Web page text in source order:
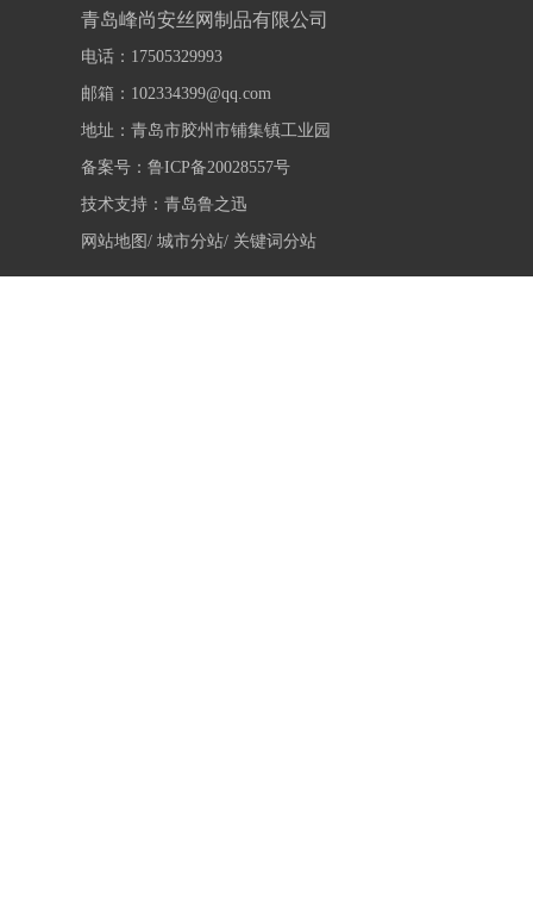
青岛峰尚安丝网制品有限公司
电话：17505329993
邮箱：102334399@qq.com
地址：青岛市胶州市铺集镇工业园
备案号： 鲁ICP备20028557号
技术支持： 青岛鲁之迅
网站地图/ 城市分站/ 关键词分站